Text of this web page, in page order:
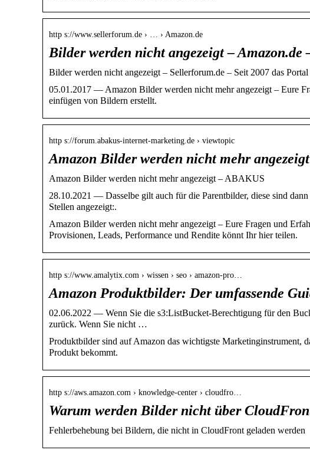
http s://www.sellerforum.de › … › Amazon.de
Bilder werden nicht angezeigt – Amazon.de
Bilder werden nicht angezeigt – Sellerforum.de – Seit 2007 das
05.01.2017 — Amazon Bilder werden nicht mehr angezeigt – Eure
einfügen von Bildern erstellt.
http s://forum.abakus-internet-marketing.de › viewtopic
Amazon Bilder werden nicht mehr
Amazon Bilder werden nicht mehr angezeigt – ABAKUS
28.10.2021 — Dasselbe gilt auch für die Parentbilder, diese sind
Stellen angezeigt:.
Amazon Bilder werden nicht mehr angezeigt – Eure Fragen und
Provisionen, Leads, Performance und Rendite könnt Ihr hier teilen.
http s://www.amalytix.com › wissen › seo › amazon-pro…
Amazon Produktbilder: Der umfassende
02.06.2022 — Wenn Sie die s3:ListBucket-Berechtigung für den
zurück. Wenn Sie nicht …
Produktbilder sind auf Amazon das wichtigste Marketinginstrument,
Produkt bekommt.
http s://aws.amazon.com › knowledge-center › cloudfro…
Warum werden Bilder nicht über
Fehlerbehebung bei Bildern, die nicht in CloudFront geladen werden